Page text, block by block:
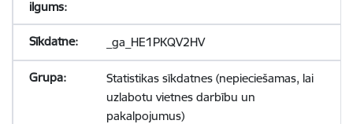
_ga_HE1PKQV2HV
Statistikas sīkdatnes (nepieciešamas, lai
uzlabotu vietnes darbību un
pakalpojumus)